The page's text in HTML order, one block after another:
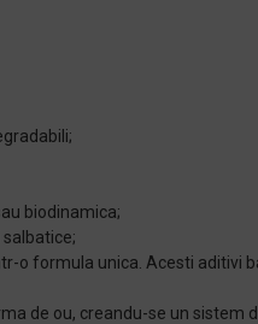
biodinamica;
formula unica. Acesti aditivi
de ou, creandu-se un sistem